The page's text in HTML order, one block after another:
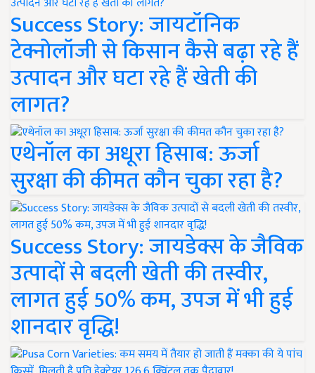
Success Story: जायटॉनिक
टेक्नोलॉजी से किसान कैसे बढ़ा रहे हैं
उत्पादन और घटा रहे हैं खेती की
लागत?
एथेनॉल का अधूरा हिसाब: ऊर्जा
सुरक्षा की कीमत कौन चुका रहा है?
Success Story: जायडेक्स के जैविक
उत्पादों से बदली खेती की तस्वीर,
लागत हुई 50% कम, उपज में भी हुई
शानदार वृद्धि!